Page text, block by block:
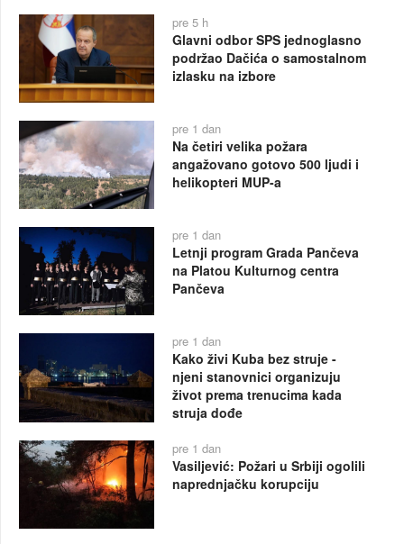
pre 5 h
Glavni odbor SPS jednoglasno
podržao Dačića o samostalnom
izlasku na izbore
pre 1 dan
Na četiri velika požara
angažovano gotovo 500 ljudi i
helikopteri MUP-a
pre 1 dan
Letnji program Grada Pančeva
na Platou Kulturnog centra
Pančeva
pre 1 dan
Kako živi Kuba bez struje -
njeni stanovnici organizuju
život prema trenucima kada
struja dođe
pre 1 dan
Vasiljević: Požari u Srbiji ogolili
naprednjačku korupciju